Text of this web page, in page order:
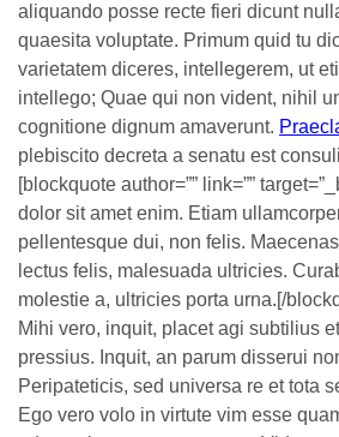
aliquando posse recte fieri dicunt
quaesita voluptate. Primum quid tu
varietatem diceres, intellegerem, ut
intellego; Quae qui non vident, nihil
cognitione dignum amaverunt.
plebiscito decreta a senatu est
[blockquote author=”” link=””
dolor sit amet enim. Etiam
pellentesque dui, non felis.
lectus felis, malesuada ultricies.
molestie a, ultricies porta urna.[/
Mihi vero, inquit, placet agi subtilius
pressius. Inquit, an parum disserui
Peripateticis, sed universa re et tota
Ego vero volo in virtute vim esse